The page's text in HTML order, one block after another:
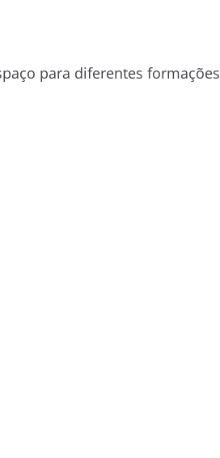
para diferentes formações